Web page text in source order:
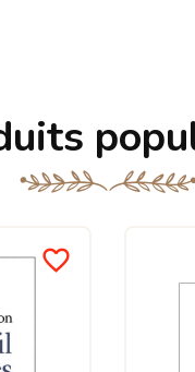
favorite_border